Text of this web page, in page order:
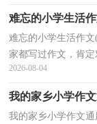
难忘的小学生活
难忘的小学生活作
家都写过作文，肯
中学作文、大学作
2026-08-04
我的家乡小学作
我的家乡小学作文